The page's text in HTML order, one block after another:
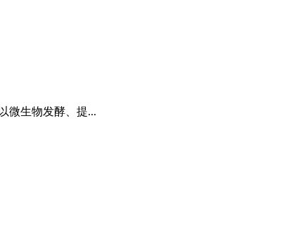
微生物发酵、提...